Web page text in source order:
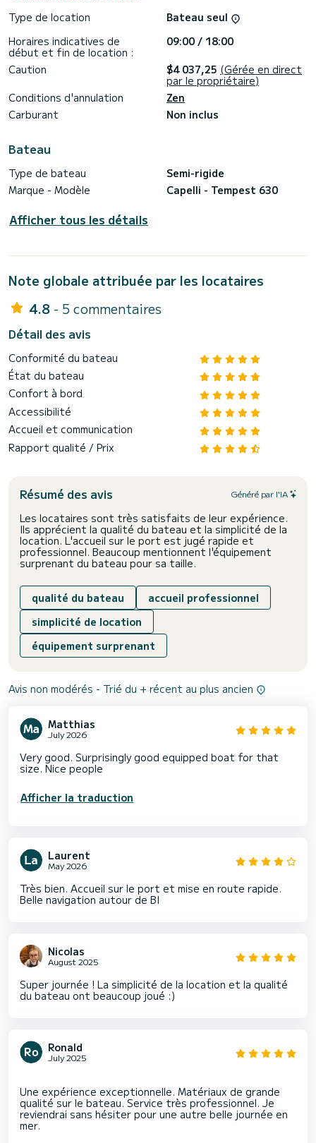
Type de location
Bateau seul
Horaires indicatives de
début et fin de location :
09:00 / 18:00
Caution
$4 037,25 (Gérée en direct
par le propriétaire)
Conditions d'annulation
Zen
Carburant
Non inclus
Bateau
Type de bateau
Semi-rigide
Marque - Modèle
Capelli - Tempest 630
Afficher tous les détails
Note globale attribuée par les locataires
4.8 - 5 commentaires
Détail des avis
Conformité du bateau
État du bateau
Confort à bord
Accessibilité
Accueil et communication
Rapport qualité / Prix
Résumé des avis Généré par l'IA
Les locataires sont très satisfaits de leur expérience.
Ils apprécient la qualité du bateau et la simplicité de la
location. L'accueil sur le port est jugé rapide et
professionnel. Beaucoup mentionnent l'équipement
surprenant du bateau pour sa taille.
qualité du bateau
accueil professionnel
simplicité de location
équipement surprenant
Avis non modérés - Trié du + récent au plus ancien
Matthias
July 2026
Very good. Surprisingly good equipped boat for that
size. Nice people
Afficher la traduction
Laurent
May 2026
Très bien. Accueil sur le port et mise en route rapide.
Belle navigation autour de BI
Nicolas
August 2025
Super journée ! La simplicité de la location et la qualité
du bateau ont beaucoup joué :)
Ronald
July 2025
Une expérience exceptionnelle. Matériaux de grande
qualité sur le bateau. Service très professionnel. Je
reviendrai sans hésiter pour une autre belle journée en